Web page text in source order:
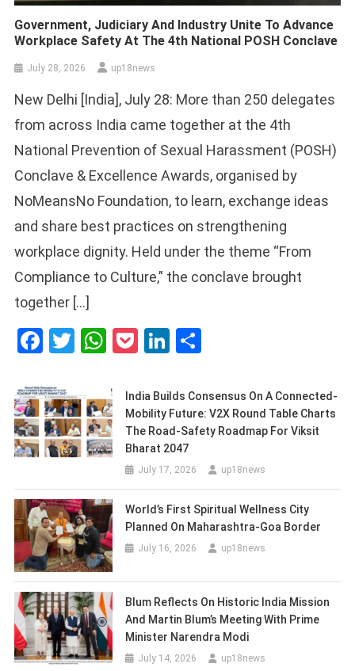
Government, Judiciary And Industry Unite To Advance
Workplace Safety At The 4th National POSH Conclave
July 28, 2026 up18news
New Delhi [India], July 28: More than 250 delegates
from across India came together at the 4th
National Prevention of Sexual Harassment (POSH)
Conclave & Excellence Awards, organised by
NoMeansNo Foundation, to learn, exchange ideas
and share best practices on strengthening
workplace dignity. Held under the theme “From
Compliance to Culture,” the conclave brought
together […]
Facebook
Twitter
WhatsApp
PocketLinkedIn
India Builds Consensus On A Connected-
Mobility Future: V2X Round Table Charts
The Road-Safety Roadmap For Viksit
Bharat 2047
July 17, 2026 up18news
World’s First Spiritual Wellness City
Planned On Maharashtra-Goa Border
July 16, 2026 up18news
Blum Reflects On Historic India Mission
And Martin Blum’s Meeting With Prime
Minister Narendra Modi
July 14, 2026 up18news